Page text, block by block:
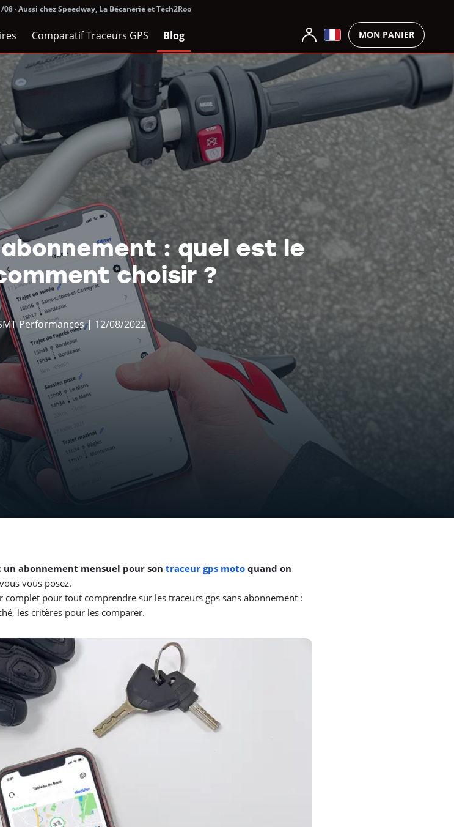
· Aussi chez Speedway, La Bécanerie et Tech2Roo
Comparatif Traceurs GPS Blog MON PANIER
: quel est le
choisir ?
Performances | 12/08/2022
abonnement mensuel pour son traceur gps moto quand on
vous posez.
pour tout comprendre sur les traceurs gps sans abonnement :
les critères pour les comparer.